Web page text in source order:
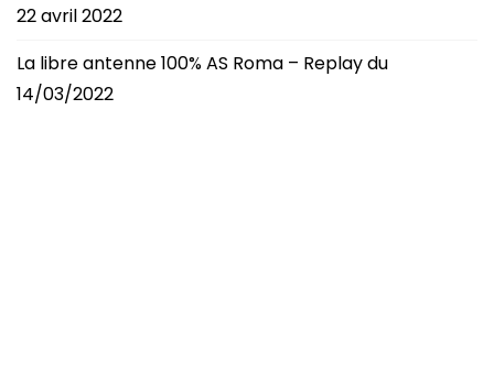
22 avril 2022
La libre antenne 100% AS Roma – Replay du
14/03/2022